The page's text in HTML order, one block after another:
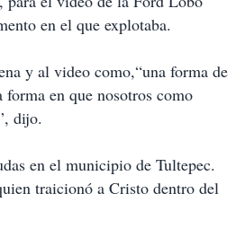
en el que explotaba.
y al video como,“una forma de
en que nosotros como
dijo.
en el municipio de Tultepec.
traicionó a Cristo dentro del